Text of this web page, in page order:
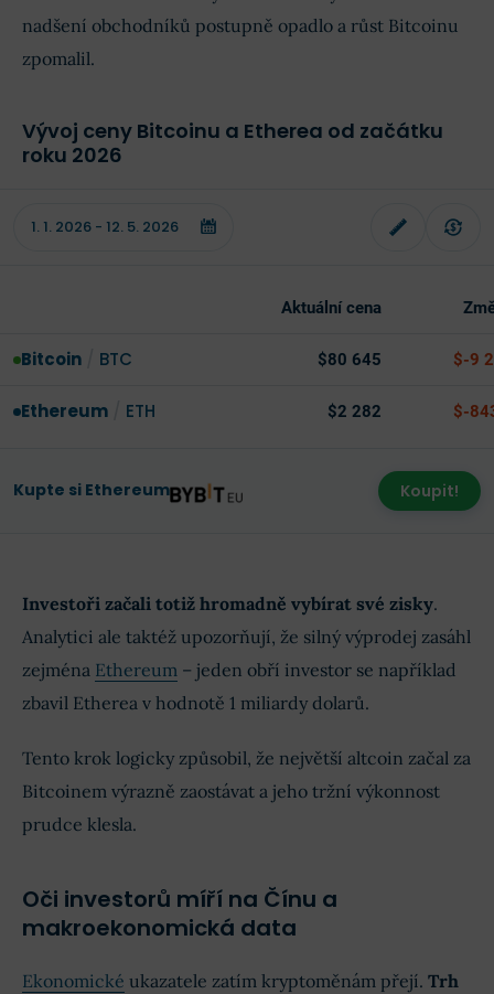
nadšení obchodníků postupně opadlo a růst Bitcoinu
zpomalil.
Vývoj ceny Bitcoinu a Etherea od začátku
roku 2026
Aktuální cena
Bitcoin BTC $80 645 $-9
Ethereum ETH $2 282 $-
Kupte si Ethereum Koupit!
Investoři začali totiž hromadně vybírat své zisky.
Analytici ale taktéž upozorňují, že silný výprodej zasáhl
zejména Ethereum – jeden obří investor se například
zbavil Etherea v hodnotě 1 miliardy dolarů.
Tento krok logicky způsobil, že největší altcoin začal za
Bitcoinem výrazně zaostávat a jeho tržní výkonnost
prudce klesla.
Oči investorů míří na Čínu a
makroekonomická data
Ekonomické ukazatele zatím kryptoměnám přejí. Trh